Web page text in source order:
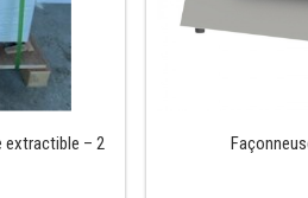
extractible – 2